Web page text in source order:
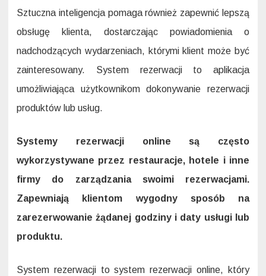
Sztuczna inteligencja pomaga również zapewnić lepszą
obsługę klienta, dostarczając powiadomienia o
nadchodzących wydarzeniach, którymi klient może być
zainteresowany. System rezerwacji to aplikacja
umożliwiająca użytkownikom dokonywanie rezerwacji
produktów lub usług.
Systemy rezerwacji online są często
wykorzystywane przez restauracje, hotele i inne
firmy do zarządzania swoimi rezerwacjami.
Zapewniają klientom wygodny sposób na
zarezerwowanie żądanej godziny i daty usługi lub
produktu.
System rezerwacji to system rezerwacji online, który